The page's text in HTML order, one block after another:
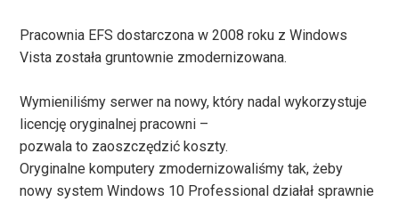
Pracownia EFS dostarczona w 2008 roku z Windows
Vista została gruntownie zmodernizowana.
Wymieniliśmy serwer na nowy, który nadal wykorzystuje
licencję oryginalnej pracowni –
pozwala to zaoszczędzić koszty.
Oryginalne komputery zmodernizowaliśmy tak, żeby
nowy system Windows 10 Professional działał sprawnie